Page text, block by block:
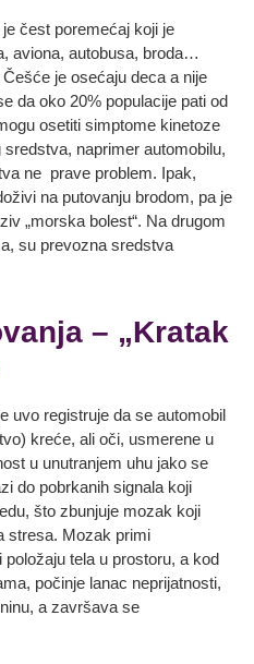
čest poremećaj koji je
aviona, autobusa, broda…
je osećaju deca a nije
da oko 20% populacije pati od
osetiti simptome kinetoze
naprimer automobilu,
ne prave problem. Ipak,
na putovanju brodom, pa je
„morska bolest“. Na drugom
su prevozna sredstva
– „Kratak
uvo registruje da se automobil
kreće, ali oči, usmerene u
u unutranjem uhu jako se
do pobrkanih signala koji
što zbunjuje mozak koji
stresa. Mozak primi
tela u prostoru, a kod
počinje lanac neprijatnosti,
a završava se